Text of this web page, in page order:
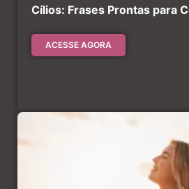
Cílios: Frases Prontas para
ACESSE AGORA